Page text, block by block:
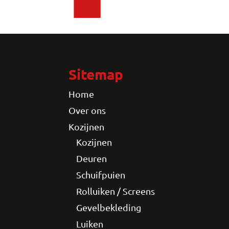
Sitemap
Home
Over ons
Kozijnen
Kozijnen
Deuren
Schuifpuien
Rolluiken / Screens
Gevelbekleding
Luiken